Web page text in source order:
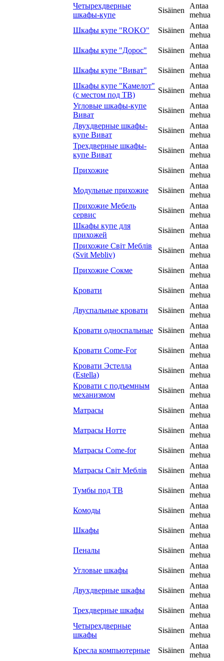
Четырехдверные
шкафы-купе
Sisäinen
Antaa
mehua
Шкафы купе "ROKO"
Sisäinen
Antaa
mehua
Шкафы купе "Дорос"
Sisäinen
Antaa
mehua
Шкафы купе "Виват"
Sisäinen
Antaa
mehua
Шкафы купе "Камелот"
(с местом под ТВ)
Sisäinen
Antaa
mehua
Угловые шкафы-купе
Виват
Sisäinen
Antaa
mehua
Двухдверные шкафы-
купе Виват
Sisäinen
Antaa
mehua
Трехдверные шкафы-
купе Виват
Sisäinen
Antaa
mehua
Прихожие
Sisäinen
Antaa
mehua
Модульные прихожие
Sisäinen
Antaa
mehua
Прихожие Мебель
сервис
Sisäinen
Antaa
mehua
Шкафы купе для
прихожей
Sisäinen
Antaa
mehua
Прихожие Світ Меблів
(Svit Mebliv)
Sisäinen
Antaa
mehua
Прихожие Сокме
Sisäinen
Antaa
mehua
Кровати
Sisäinen
Antaa
mehua
Двуспальные кровати
Sisäinen
Antaa
mehua
Кровати односпальные
Sisäinen
Antaa
mehua
Кровати Come-For
Sisäinen
Antaa
mehua
Кровати Эстелла
(Estella)
Sisäinen
Antaa
mehua
Кровати с подъемным
механизмом
Sisäinen
Antaa
mehua
Матрасы
Sisäinen
Antaa
mehua
Матрасы Нотте
Sisäinen
Antaa
mehua
Матрасы Come-for
Sisäinen
Antaa
mehua
Матрасы Світ Меблів
Sisäinen
Antaa
mehua
Тумбы под ТВ
Sisäinen
Antaa
mehua
Комоды
Sisäinen
Antaa
mehua
Шкафы
Sisäinen
Antaa
mehua
Пеналы
Sisäinen
Antaa
mehua
Угловые шкафы
Sisäinen
Antaa
mehua
Двухдверные шкафы
Sisäinen
Antaa
mehua
Трехдверные шкафы
Sisäinen
Antaa
mehua
Четырехдверные
шкафы
Sisäinen
Antaa
mehua
Кресла компьютерные
Sisäinen
Antaa
mehua